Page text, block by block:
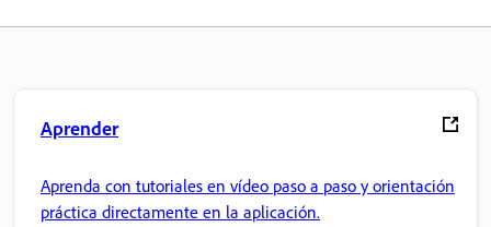
Aprender
Aprenda con tutoriales en vídeo paso a paso y orientación
práctica directamente en la aplicación.